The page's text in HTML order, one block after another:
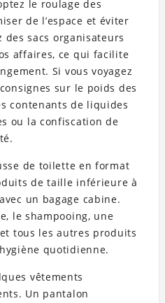
le roulage des
de l’espace et éviter
sacs organisateurs
affaires, ce qui facilite
Si vous voyagez
sur le poids des
contenants de liquides
ou la confiscation de
de toilette en format
de taille inférieure à
un bagage cabine.
le shampooing, une
tous les autres produits
quotidienne.
vêtements
Un pantalon